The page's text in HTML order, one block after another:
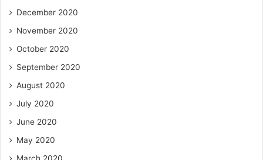
December 2020
November 2020
October 2020
September 2020
August 2020
July 2020
June 2020
May 2020